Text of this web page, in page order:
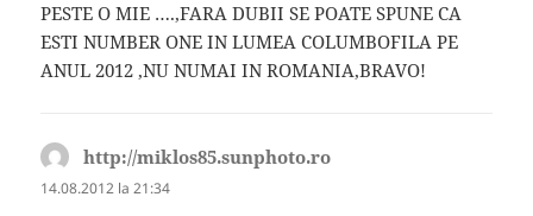
PESTE O MIE ….,FARA DUBII SE POATE SPUNE CA
ESTI NUMBER ONE IN LUMEA COLUMBOFILA PE
ANUL 2012 ,NU NUMAI IN ROMANIA,BRAVO!
http://miklos85.sunphoto.ro
14.08.2012 la 21:34